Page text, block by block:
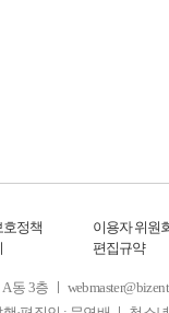
정책
이용자 위원
편집규약
3층 ㅣ